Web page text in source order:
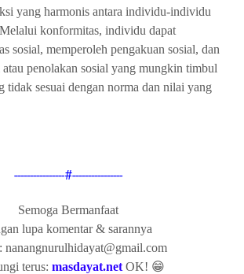
yang harmonis antara individu-individu
konformitas, individu dapat
sosial, memperoleh pengakuan sosial, dan
penolakan sosial yang mungkin timbul
tidak sesuai dengan norma dan nilai yang
----------------#----------------
Semoga Bermanfaat
lupa komentar & sarannya
nanangnurulhidayat@gmail.com
terus: masdayat.net OK! 😁